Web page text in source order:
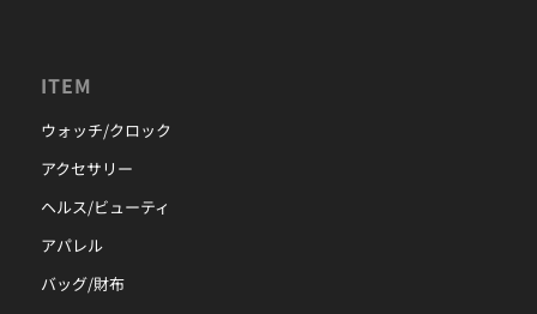
ITEM
ウォッチ/クロック
アクセサリー
ヘルス/ビューティ
アパレル
バッグ/財布